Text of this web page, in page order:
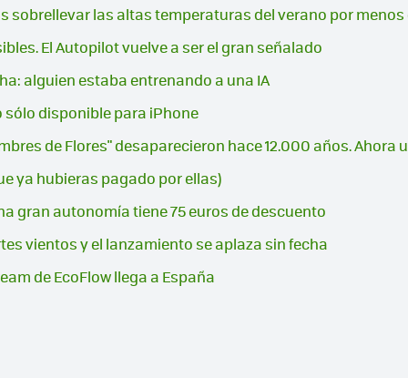
sobrellevar las altas temperaturas del verano por menos
El Autopilot vuelve a ser el gran señalado
alguien estaba entrenando a una IA
sólo disponible para iPhone
de Flores" desaparecieron hace 12.000 años. Ahora
ya hubieras pagado por ellas)
gran autonomía tiene 75 euros de descuento
vientos y el lanzamiento se aplaza sin fecha
de EcoFlow llega a España